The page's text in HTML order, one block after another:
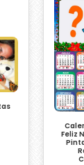
Feliz